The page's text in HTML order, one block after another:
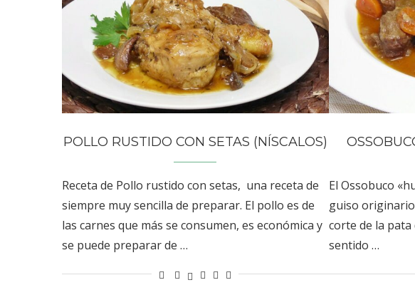
POLLO RUSTIDO CON SETAS (NÍSCALOS)
Receta de Pollo rustido con setas, una receta de
siempre muy sencilla de preparar. El pollo es de
las carnes que más se consumen, es económica y
se puede preparar de …
El Ossobuco
guiso
corte de la pata
sentido …